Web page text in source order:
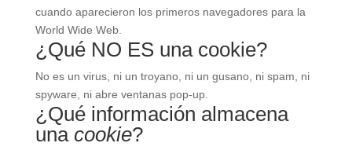
cuando aparecieron los primeros navegadores para la
World Wide Web.
¿Qué NO ES una cookie?
No es un virus, ni un troyano, ni un gusano, ni spam, ni
spyware, ni abre ventanas pop-up.
¿Qué información almacena
una cookie?